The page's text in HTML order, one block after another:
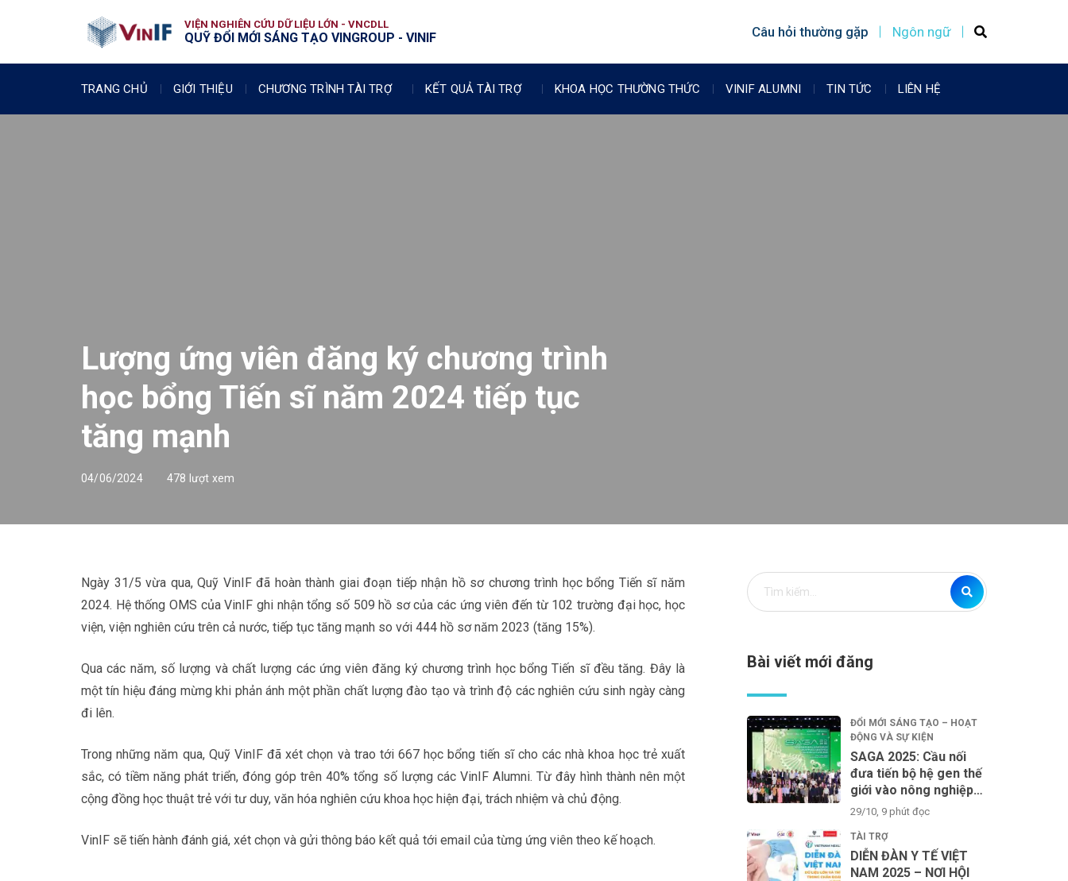
VIỆN NGHIÊN CỨU DỮ LIỆU LỚN - VNCDLL
QUỸ ĐỔI MỚI SÁNG TẠO VINGROUP - VINIF Câu hỏi thường gặp Ngôn ngữ
TRANG CHỦ GIỚI THIỆU CHƯƠNG TRÌNH TÀI TRỢ KẾT QUẢ TÀI TRỢ KHOA HỌC THƯỜNG THỨC VINIF ALUMNI TIN TỨC LIÊN HỆ
Lượng ứng viên đăng ký chương trình
học bổng Tiến sĩ năm 2024 tiếp tục
tăng mạnh
04/06/2024 478 lượt xem
Ngày 31/5 vừa qua, Quỹ VinIF đã hoàn thành giai đoạn tiếp nhận hồ sơ chương trình học bổng Tiến sĩ năm
2024. Hệ thống OMS của VinIF ghi nhận tổng số 509 hồ sơ của các ứng viên đến từ 102 trường đại học, học
viện, viện nghiên cứu trên cả nước, tiếp tục tăng mạnh so với 444 hồ sơ năm 2023 (tăng 15%).
Qua các năm, số lượng và chất lượng các ứng viên đăng ký chương trình học bổng Tiến sĩ đều tăng. Đây là
một tín hiệu đáng mừng khi phản ánh một phần chất lượng đào tạo và trình độ các nghiên cứu sinh ngày càng
đi lên.
Trong những năm qua, Quỹ VinIF đã xét chọn và trao tới 667 học bổng tiến sĩ cho các nhà khoa học trẻ xuất
sắc, có tiềm năng phát triển, đóng góp trên 40% tổng số lượng các VinIF Alumni. Từ đây hình thành nên một
cộng đồng học thuật trẻ với tư duy, văn hóa nghiên cứu khoa học hiện đại, trách nhiệm và chủ động.
VinIF sẽ tiến hành đánh giá, xét chọn và gửi thông báo kết quả tới email của từng ứng viên theo kế hoạch.
Bài viết mới đăng
ĐỔI MỚI SÁNG TẠO – HOẠT
ĐỘNG VÀ SỰ KIỆN
SAGA 2025: Cầu nối
đưa tiến bộ hệ gen thế
giới vào nông nghiệp
công nghệ cao Việt
29/10, 9 phút đọc
TÀI TRỢ
DIỄN ĐÀN Y TẾ VIỆT
NAM 2025 – NƠI HỘI